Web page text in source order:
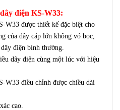
điện KS-W33:
W33 được thiết kế đặc biệt cho
của dây cáp lớn không vỏ bọc,
điện bình thường.
dây điện cùng một lúc với hiệu
W33 điều chỉnh được chiều dài
cao.